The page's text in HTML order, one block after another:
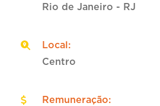
Rio de Janeiro - RJ
Local:
Centro
Remuneração: